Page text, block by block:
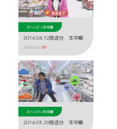
#ハッピィ生中継
2014.04.12放送分 生中継
2014.04.13 UP!
#ハッピィ生中継
2014.03.29放送分 生中継